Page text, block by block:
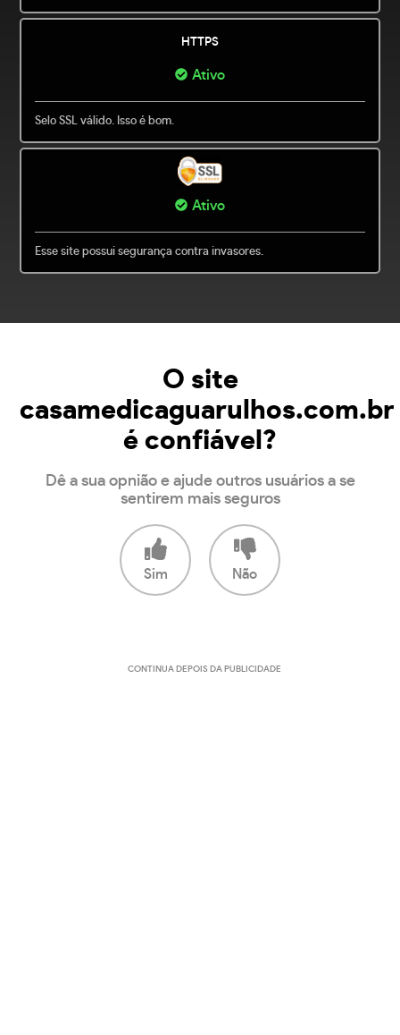
HTTPS
Ativo
Selo SSL válido. Isso é bom.
Ativo
Esse site possui segurança contra invasores.
O site
casamedicaguarulhos.com.br
é confiável?
Dê a sua opnião e ajude outros usuários a se
sentirem mais seguros
Sim Não
CONTINUA DEPOIS DA PUBLICIDADE